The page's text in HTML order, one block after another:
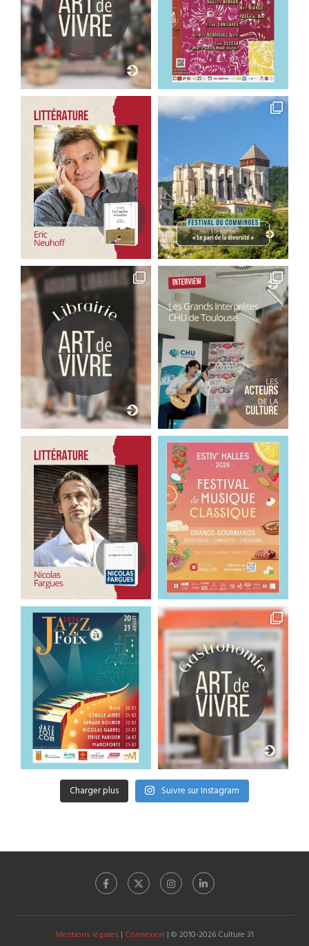
Charger plus Suivre sur Instagram
Mentions légales | Connexion | © 2010-2026 Culture 31